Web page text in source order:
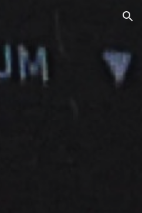
Skip to navigation